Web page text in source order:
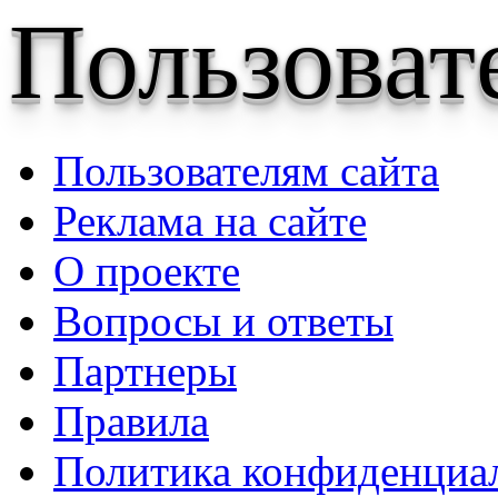
Пользователям сайта
Реклама на сайте
О проекте
Вопросы и ответы
Партнеры
Правила
Политика